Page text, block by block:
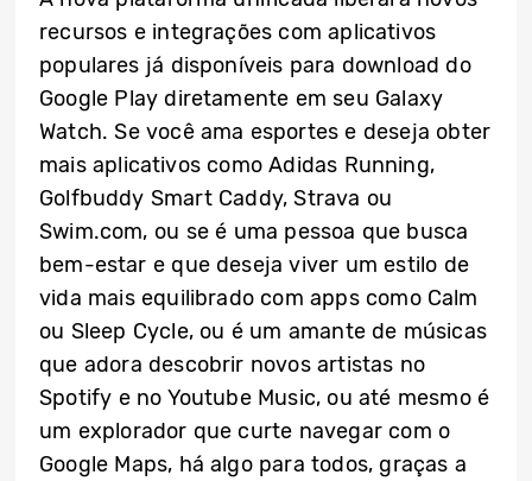
recursos e integrações com aplicativos
populares já disponíveis para download do
Google Play diretamente em seu Galaxy
Watch. Se você ama esportes e deseja obter
mais aplicativos como Adidas Running,
Golfbuddy Smart Caddy, Strava ou
Swim.com, ou se é uma pessoa que busca
bem-estar e que deseja viver um estilo de
vida mais equilibrado com apps como Calm
ou Sleep Cycle, ou é um amante de músicas
que adora descobrir novos artistas no
Spotify e no Youtube Music, ou até mesmo é
um explorador que curte navegar com o
Google Maps, há algo para todos, graças a